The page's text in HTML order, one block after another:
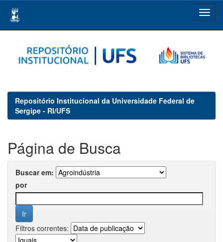
navigation
Repositório Institucional da Universidade Federal de
Sergipe - RI/UFS
Página de Busca
Buscar em:
por
Filtros correntes: